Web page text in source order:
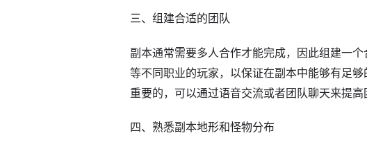
三、组建合适的团队
副本通常需要多人合作才能完成，因此组建一
等不同职业的玩家，以保证在副本中能够有足
重要的，可以通过语音交流或者团队聊天来提高
四、熟悉副本地形和怪物分布